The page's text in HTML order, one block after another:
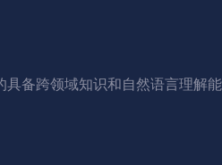
具备跨领域知识和自然语言理解能